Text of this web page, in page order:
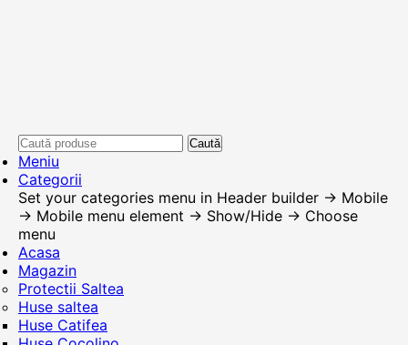
Caută
Meniu
Categorii
Set your categories menu in Header builder -> Mobile
-> Mobile menu element -> Show/Hide -> Choose
menu
Acasa
Magazin
Protectii Saltea
Huse saltea
Huse Catifea